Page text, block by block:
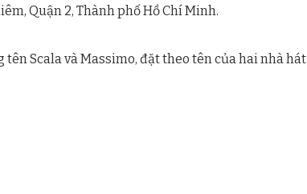
Quận 2, Thành phố Hồ Chí Minh.
Scala và Massimo, đặt theo tên của hai nhà hát